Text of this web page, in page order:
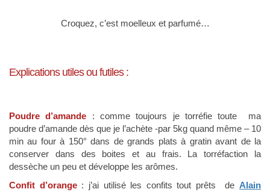
Croquez, c’est moelleux et parfumé…
Explications utiles ou futiles :
Poudre d’amande : comme toujours je torréfie toute ma
poudre d’amande dès que je l’achète -par 5kg quand même – 10
min au four à 150° dans de grands plats à gratin avant de la
conserver dans des boites et au frais. La torréfaction la
dessèche un peu et développe les arômes.
Confit d’orange: j’ai utilisé les confits tout prêts deAlain